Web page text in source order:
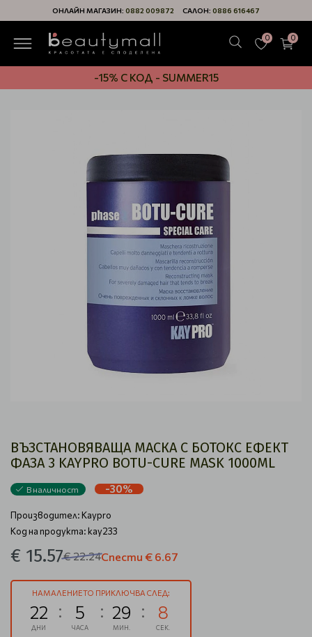
ОНЛАЙН МАГАЗИН: 0882 009872 САЛОН: 0886 616467
0 0
-15% С КОД - SUMMER15
ВЪЗСТАНОВЯВАЩА МАСКА С БОТОКС ЕФЕКТ
ФАЗА 3 KAYPRO BOTU-CURE MASK 1000ML
В наличност -30%
Производител:Kaypro
Код на продукта: kay233
€ 15.57€ 22.24Спести € 6.67
НАМАЛЕНИЕТО ПРИКЛЮЧВА СЛЕД:
22
ДНИ
5
ЧАСА
29
МИН.
8
СЕК.